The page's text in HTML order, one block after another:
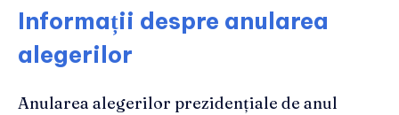
Informații despre anularea
alegerilor
Anularea alegerilor prezidențiale de anul